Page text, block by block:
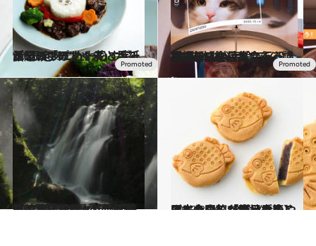
2025.10.31
話題の「ぽすくま」カフェをレポート！ 花と手紙がテーマの“かわいすぎる”限定メニューも
グルメ 2025.11.10
猫好き、全員集合！NEWoMan高輪で〈没入型“猫体験”〉ができる話題の新スポットに行ってみた
旅＆お出かけ
2025.8.2
《47都道府県・“滝・名瀑”の絶景10選 ～西日本篇～》縁起がよく、光芒が差し込み神々しい「鶏鳴の滝」
旅＆お出かけ 2025.8.16
ふんわりした生地の中に、こし餡がぎっしり…日本全国の「絶品あんこスイーツ」33選《手みやげにも◎》【西日本篇】
贈りもの